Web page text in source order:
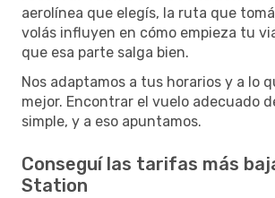
aerolínea que elegís, la ruta que
volás influyen en cómo empieza tu
que esa parte salga bien.
Nos adaptamos a tus horarios y a lo
mejor. Encontrar el vuelo adecuado
simple, y a eso apuntamos.
Conseguí las tarifas más
Station